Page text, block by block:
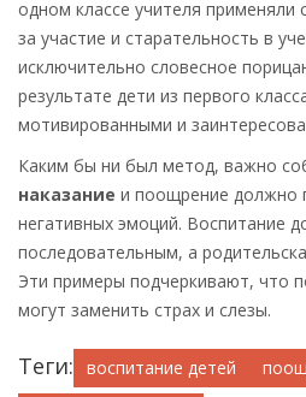
одном классе учителя применяли
за участие и старательность в
исключительно словесное
результате дети из первого
мотивированными и
Каким бы ни был метод, важно
наказание и поощрение должно
негативных эмоций. Воспитание
последовательным, а
Эти примеры подчеркивают, что
могут заменить страх и слезы.
Теги: воспитание детей